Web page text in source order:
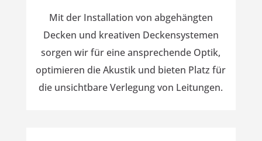
Mit der Installation von abgehängten
Decken und kreativen Deckensystemen
sorgen wir für eine ansprechende Optik,
optimieren die Akustik und bieten Platz für
die unsichtbare Verlegung von Leitungen.